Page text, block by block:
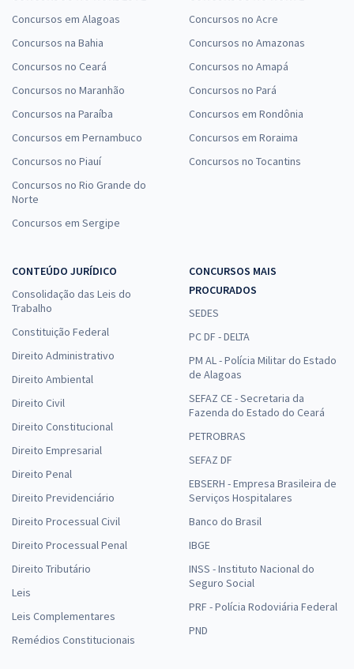
Concursos em Alagoas
Concursos na Bahia
Concursos no Ceará
Concursos no Maranhão
Concursos na Paraíba
Concursos em Pernambuco
Concursos no Piauí
Concursos no Rio Grande do
Norte
Concursos em Sergipe
Concursos no Acre
Concursos no Amazonas
Concursos no Amapá
Concursos no Pará
Concursos em Rondônia
Concursos em Roraima
Concursos no Tocantins
CONTEÚDO JURÍDICO
Consolidação das Leis do
Trabalho
Constituição Federal
Direito Administrativo
Direito Ambiental
Direito Civil
Direito Constitucional
Direito Empresarial
Direito Penal
Direito Previdenciário
Direito Processual Civil
Direito Processual Penal
Direito Tributário
Leis
Leis Complementares
Remédios Constitucionais
CONCURSOS MAIS
PROCURADOS
SEDES
PC DF - DELTA
PM AL - Polícia Militar do Estado
de Alagoas
SEFAZ CE - Secretaria da
Fazenda do Estado do Ceará
PETROBRAS
SEFAZ DF
EBSERH - Empresa Brasileira de
Serviços Hospitalares
Banco do Brasil
IBGE
INSS - Instituto Nacional do
Seguro Social
PRF - Polícia Rodoviária Federal
PND